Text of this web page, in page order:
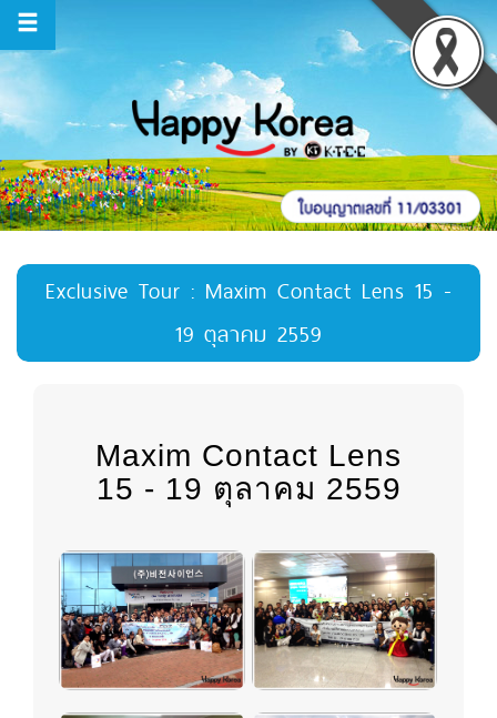
Exclusive Tour : Maxim Contact Lens 15 -
19 ตุลาคม 2559
Maxim Contact Lens
15 - 19 ตุลาคม 2559